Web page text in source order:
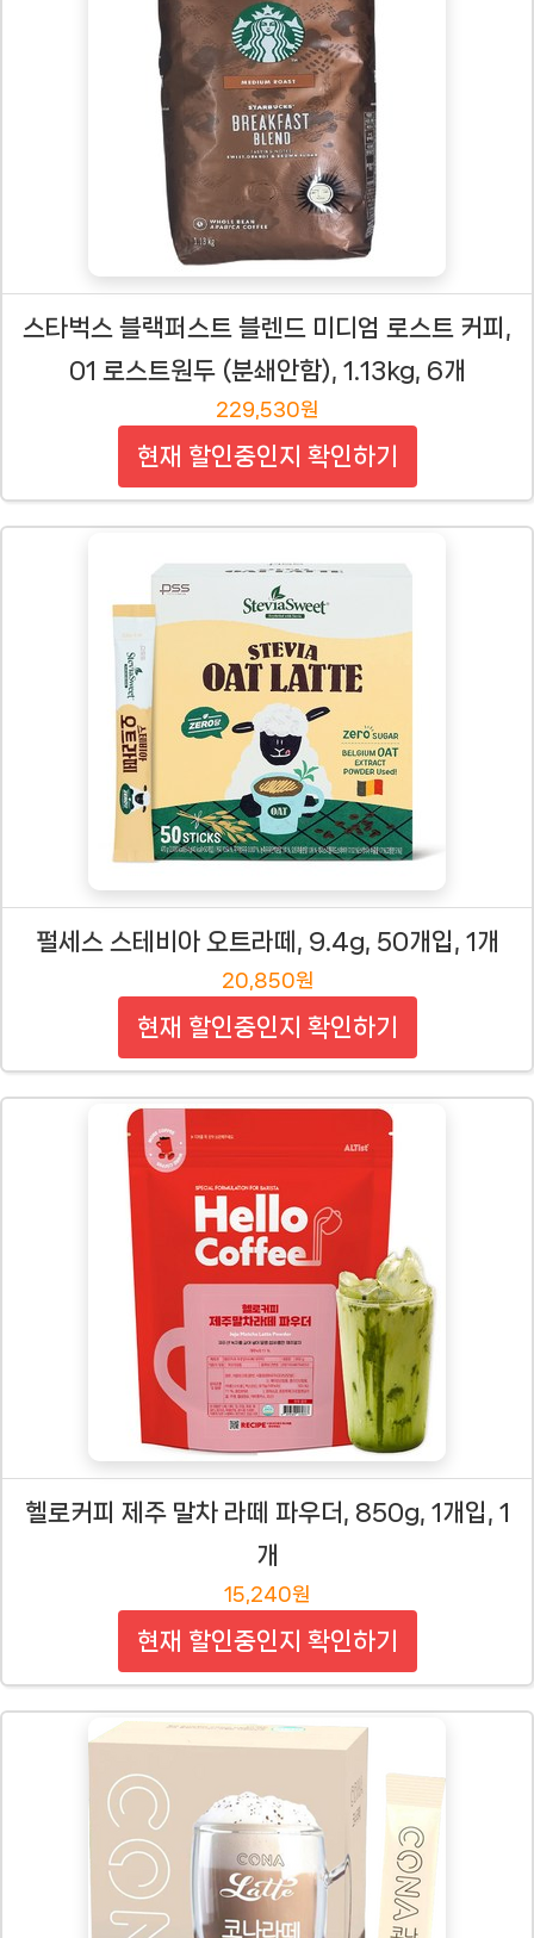
스타벅스 블랙퍼스트 블렌드 미디엄 로스트 커피,
01 로스트원두 (분쇄안함), 1.13kg, 6개
229,530원
현재 할인중인지 확인하기
펄세스 스테비아 오트라떼, 9.4g, 50개입, 1개
20,850원
현재 할인중인지 확인하기
헬로커피 제주 말차 라떼 파우더, 850g, 1개입, 1
개
15,240원
현재 할인중인지 확인하기